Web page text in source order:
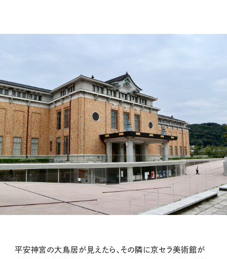
平安神宮の大鳥居が見えたら、その隣に京セラ美術館が